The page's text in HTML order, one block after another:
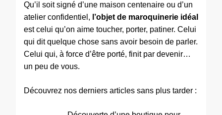
Qu’il soit signé d’une maison centenaire ou d’un
atelier confidentiel, l’objet de maroquinerie idéal
est celui qu’on aime toucher, porter, patiner. Celui
qui dit quelque chose sans avoir besoin de parler.
Celui qui, à force d’être porté, finit par devenir…
un peu de vous.
Découvrez nos derniers articles sans plus tarder :